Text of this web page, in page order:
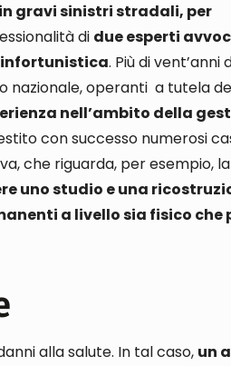
gravi sinistri stradali, per
di due esperti
infortunistica. Più di vent’anni
nazionale, operanti a tutela
nell’ambito della
con successo numerosi
, che riguarda, per esempio,
uno studio e una
a livello sia fisico che
alla salute. In tal caso, un